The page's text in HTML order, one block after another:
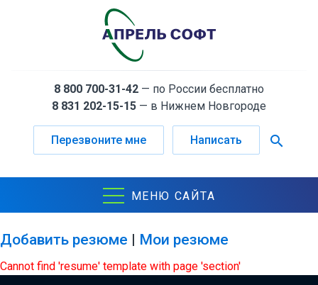
8 800 700-31-42 — по России бесплатно
8 831 202-15-15 — в Нижнем Новгороде
Перезвоните мне Написать search
МЕНЮ САЙТА
Добавить резюме | Мои резюме
Cannot find 'resume' template with page 'section'